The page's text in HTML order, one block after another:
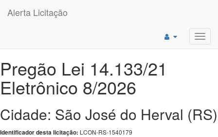
Alerta Licitação
Pregão Lei 14.133/21
Eletrônico 8/2026
Cidade: São José do Herval (RS)
Identificador desta licitação: LCON-RS-1540179